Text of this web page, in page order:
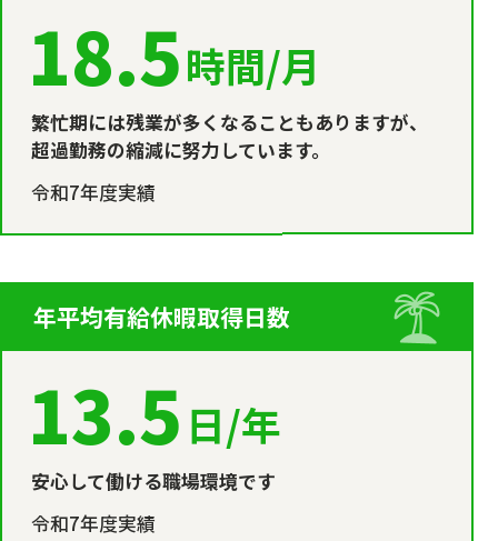
18.5時間/月
繁忙期には残業が多くなることもありますが、
超過勤務の縮減に努力しています。
令和7年度実績
年平均有給休暇取得日数
13.5 日/年
安心して働ける職場環境です
令和7年度実績